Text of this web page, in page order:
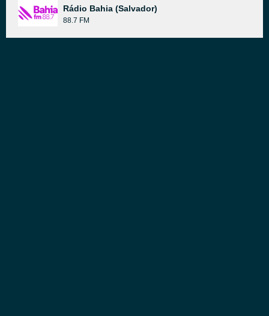
Rádio Bahia (Salvador)
88.7 FM